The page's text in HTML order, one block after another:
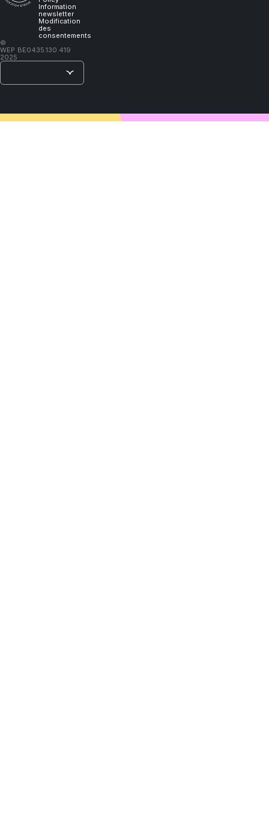
Information
newsletter
Modification
des
consentements
©
WEP
2025
BE0435.130.419
Lao